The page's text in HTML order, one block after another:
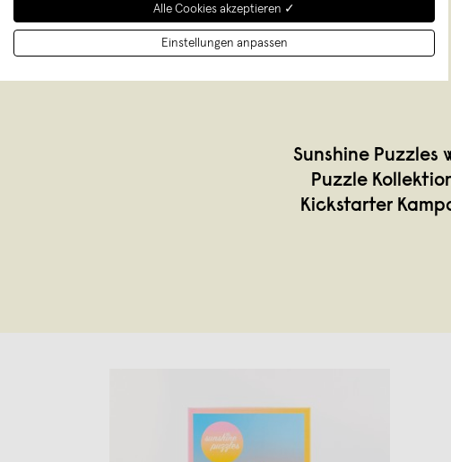
Sunshine Puzzles
Puzzle
Kickstarter
Alle Cookies akzeptieren ✓
Einstellungen anpassen